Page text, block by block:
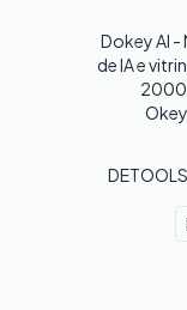
Dokey AI
de IA e